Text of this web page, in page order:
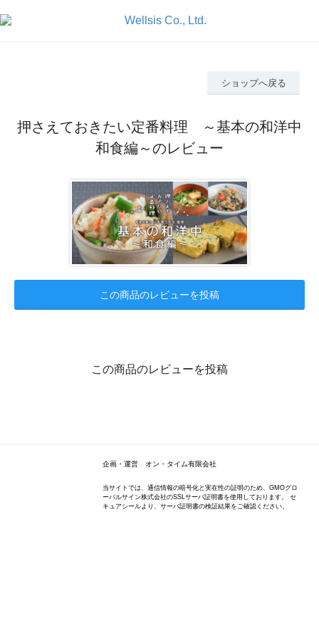
ショップへ戻る
押さえておきたい定番料理 ～基本の和洋中
和食編～のレビュー
この商品のレビューを投稿
この商品のレビューを投稿
企画・運営 オン・タイム有限会社
当サイトでは、通信情報の暗号化と実在性の証明のため、GMOグロ
ーバルサイン株式会社のSSLサーバ証明書を使用しております。 セ
キュアシールより、サーバ証明書の検証結果をご確認ください。